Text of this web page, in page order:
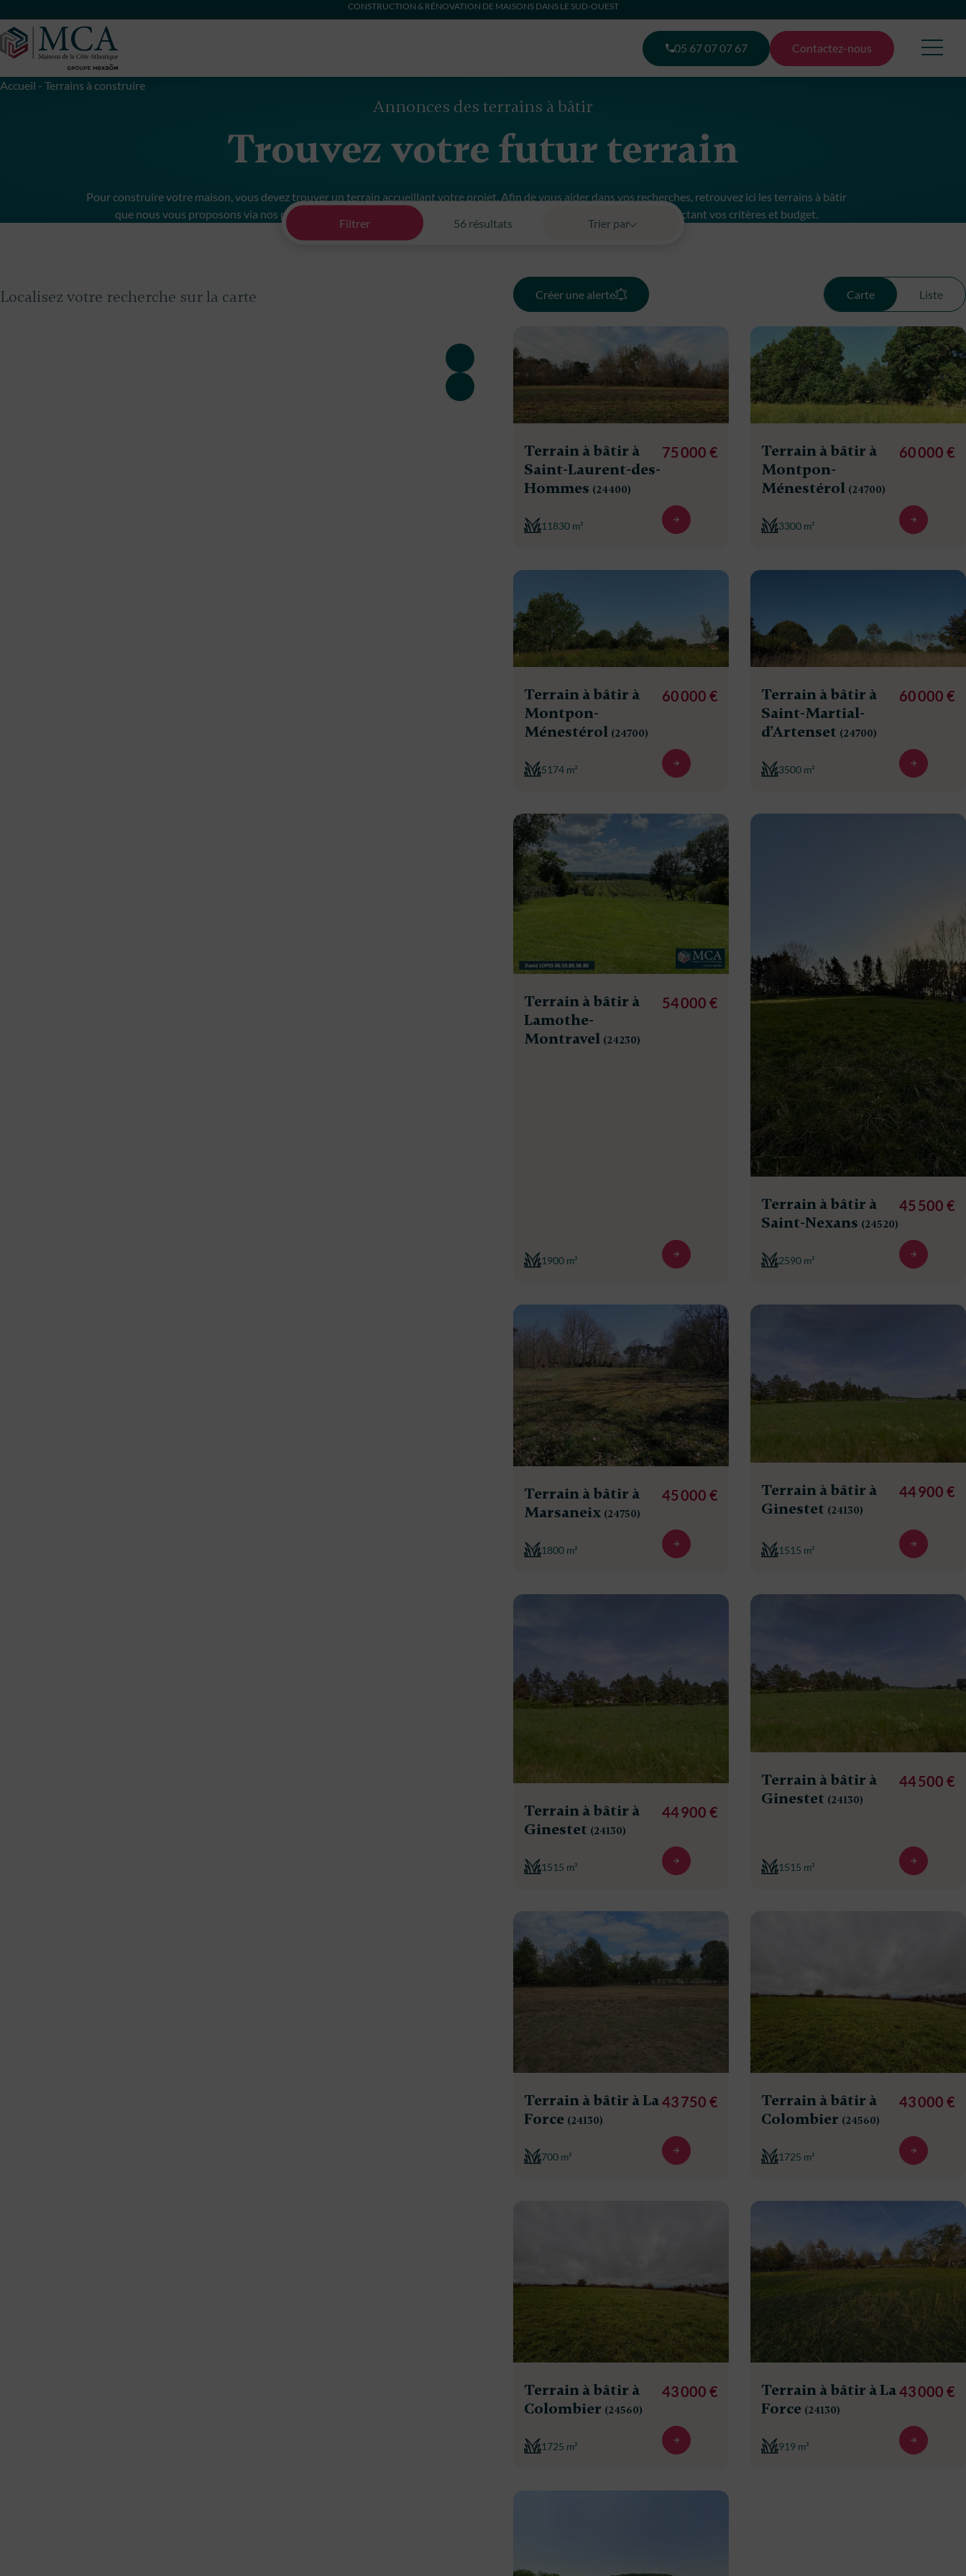
CONSTRUCTION & RÉNOVATION DE MAISONS DANS LE SUD-OUEST
05 67 07 07 67 Contactez-nous
Accueil - Terrains à construire
Annonces des terrains à bâtir
Trouvez votre futur terrain
Pour construire votre maison, vous devez trouver un terrain accueillant votre projet. Afin de vous aider dans vos recherches, retrouvez ici les terrains à bâtir
que nous vous proposons via nos partenaires fonciers. Nous pouvons également faire de la recherche foncière respectant vos critères et budget.
Filtrer 56 résultats Trier par
Localisez votre recherche sur la carte Créer une alerte Carte Liste
Terrain à bâtir à
Saint-Laurent-des-
Hommes (24400)
11830 m²
75 000 €
Terrain à bâtir à
Montpon-
Ménestérol (24700)
3300 m²
60 000 €
Terrain à bâtir à
Montpon-
Ménestérol (24700)
5174 m²
60 000 €
Terrain à bâtir à
Saint-Martial-
d’Artenset (24700)
3500 m²
60 000 €
Terrain à bâtir à
Lamothe-
Montravel (24230)
1900 m²
54 000 €
Terrain à bâtir à
Saint-Nexans (24520)
2590 m²
45 500 €
Terrain à bâtir à
Marsaneix (24750)
1800 m²
45 000 €
Terrain à bâtir à
Ginestet (24130)
1515 m²
44 900 €
Terrain à bâtir à
Ginestet (24130)
1515 m²
44 900 €
Terrain à bâtir à
Ginestet (24130)
1515 m²
44 500 €
Terrain à bâtir à La
Force (24130)
700 m²
43 750 €
Terrain à bâtir à
Colombier (24560)
1725 m²
43 000 €
Terrain à bâtir à
Colombier (24560)
1725 m²
43 000 €
Terrain à bâtir à La
Force (24130)
919 m²
43 000 €